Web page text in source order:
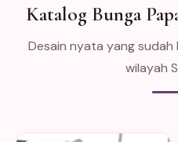
Katalog Bunga
Desain nyata yang sudah
wilayah